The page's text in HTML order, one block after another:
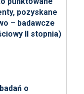
pozyskane
– badawcze
II stopnia)
o